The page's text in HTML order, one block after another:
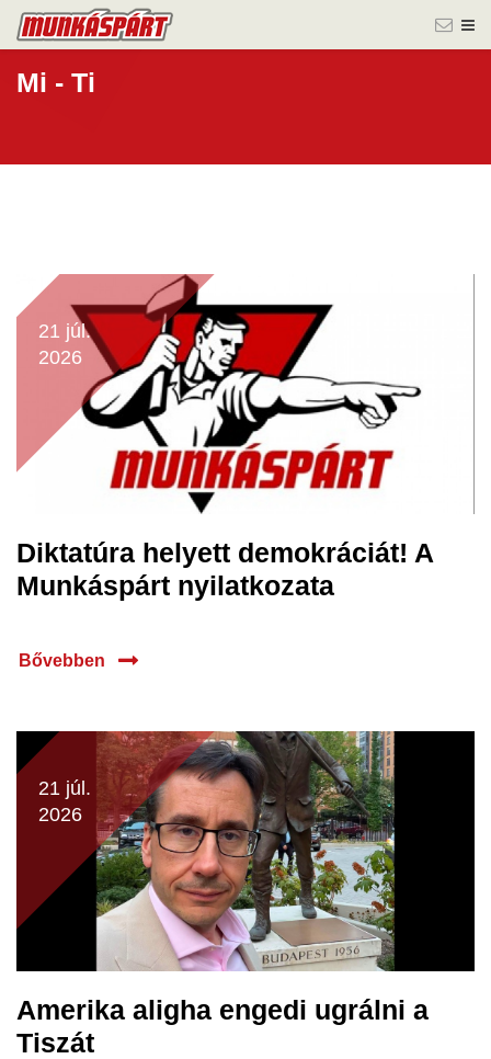
Mi - Ti
21 júl.
2026
Diktatúra helyett demokráciát! A
Munkáspárt nyilatkozata
Bővebben
21 júl.
2026
Amerika aligha engedi ugrálni a
Tiszát